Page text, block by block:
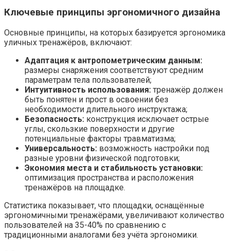
Ключевые принципы эргономичного дизайна
Основные принципы, на которых базируется эргономика
уличных тренажёров, включают:
Адаптация к антропометрическим данным:
размеры снаряжения соответствуют средним
параметрам тела пользователей;
Интуитивность использования: тренажёр должен
быть понятен и прост в освоении без
необходимости длительного инструктажа;
Безопасность: конструкция исключает острые
углы, скользкие поверхности и другие
потенциальные факторы травматизма;
Универсальность: возможность настройки под
разные уровни физической подготовки;
Экономия места и стабильность установки:
оптимизация пространства и расположения
тренажёров на площадке.
Статистика показывает, что площадки, оснащённые
эргономичными тренажёрами, увеличивают количество
пользователей на 35-40% по сравнению с
традиционными аналогами без учёта эргономики.